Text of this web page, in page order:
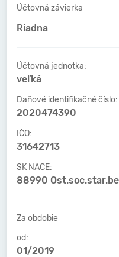
Účtovná závierka
Riadna
Účtovná jednotka:
veľká
Daňové identifikačné číslo:
2020474390
IČO:
31642713
SK NACE:
88990
Za obdobie
od:
01/2019